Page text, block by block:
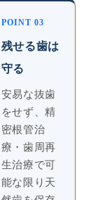
POINT 03
残せる歯は
守る
安易な抜歯
をせず、精
密根管治
療・歯周再
生治療で可
能な限り天